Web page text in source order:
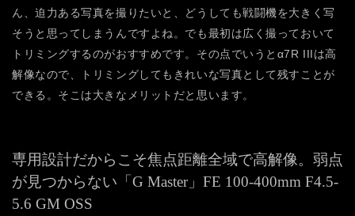
ん、迫力ある写真を撮りたいと、どうしても戦闘機を大きく写
そうと思ってしまうんですよね。でも最初は広く撮っておいて
トリミングするのがおすすめです。その点でいうとα7R IIIは高
解像なので、トリミングしてもきれいな写真として残すことが
できる。そこは大きなメリットだと思います。
専用設計だからこそ焦点距離全域で高解像。 弱点
が見つからない「G Master」FE 100-400mm F4.5-
5.6 GM OSS